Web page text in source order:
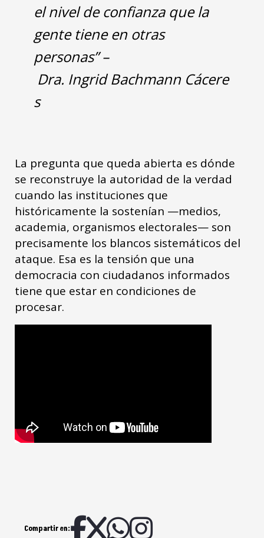
el nivel de confianza que la
gente tiene en otras
personas” –
Dra. Ingrid Bachmann Cácere
s
La pregunta que queda abierta es dónde
se reconstruye la autoridad de la verdad
cuando las instituciones que
históricamente la sostenían —medios,
academia, organismos electorales— son
precisamente los blancos sistemáticos del
ataque. Esa es la tensión que una
democracia con ciudadanos informados
tiene que estar en condiciones de
procesar.
Compartir en: